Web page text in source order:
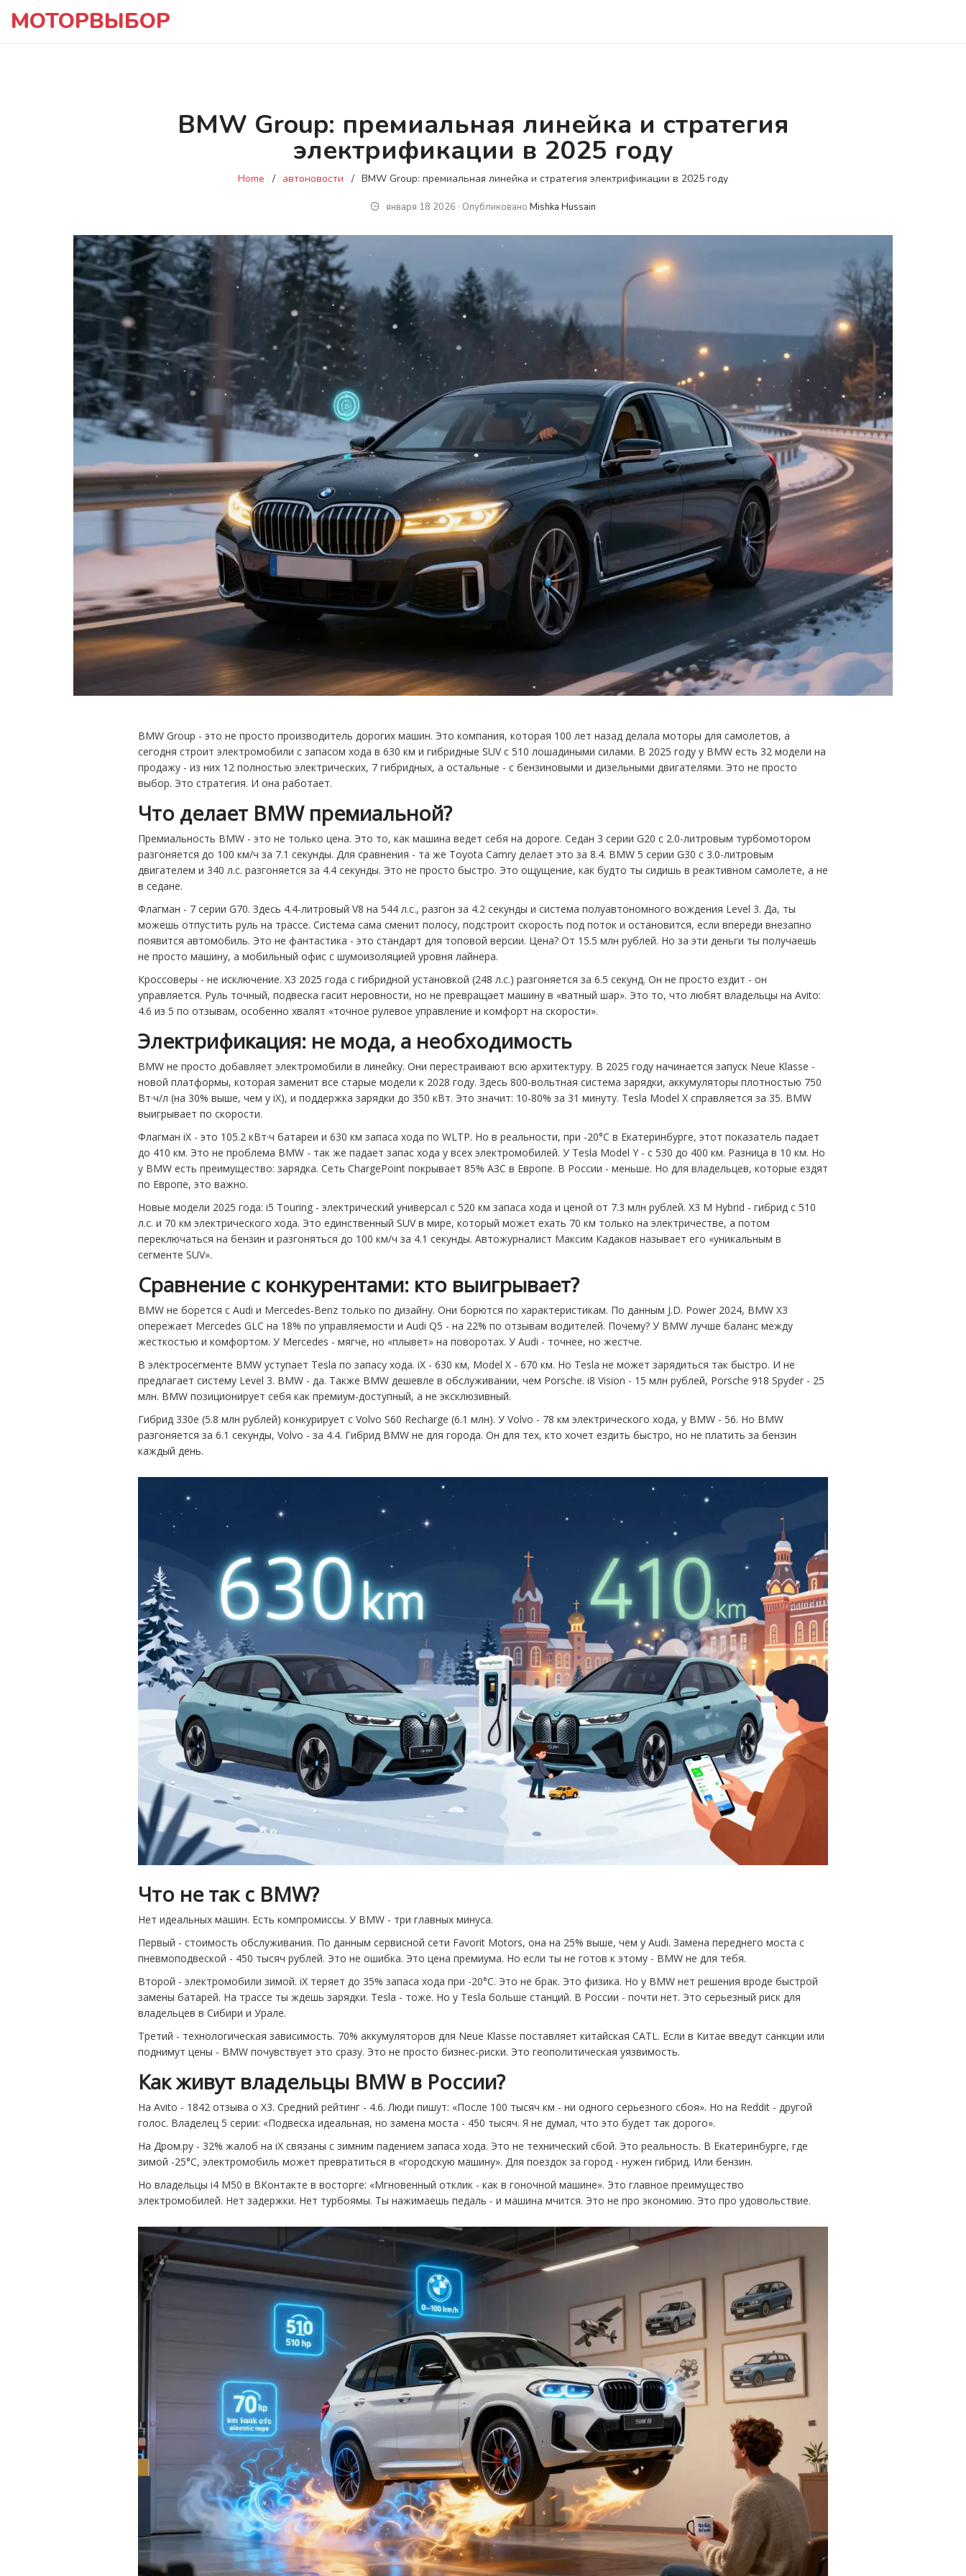
МОТОРВЫБОР
BMW Group: премиальная линейка и стратегия
электрификации в 2025 году
Home автоновости BMW Group: премиальная линейка и стратегия электрификации в 2025 году
января 18 2026 ∙ Опубликовано Mishka Hussain
BMW Group - это не просто производитель дорогих машин. Это компания, которая 100 лет назад делала моторы для самолетов, а
сегодня строит электромобили с запасом хода в 630 км и гибридные SUV с 510 лошадиными силами. В 2025 году у BMW есть 32 модели на
продажу - из них 12 полностью электрических, 7 гибридных, а остальные - с бензиновыми и дизельными двигателями. Это не просто
выбор. Это стратегия. И она работает.
Что делает BMW премиальной?
Премиальность BMW - это не только цена. Это то, как машина ведет себя на дороге. Седан 3 серии G20 с 2.0-литровым турбомотором
разгоняется до 100 км/ч за 7.1 секунды. Для сравнения - та же Toyota Camry делает это за 8.4. BMW 5 серии G30 с 3.0-литровым
двигателем и 340 л.с. разгоняется за 4.4 секунды. Это не просто быстро. Это ощущение, как будто ты сидишь в реактивном самолете, а не
в седане.
Флагман - 7 серии G70. Здесь 4.4-литровый V8 на 544 л.с., разгон за 4.2 секунды и система полуавтономного вождения Level 3. Да, ты
можешь отпустить руль на трассе. Система сама сменит полосу, подстроит скорость под поток и остановится, если впереди внезапно
появится автомобиль. Это не фантастика - это стандарт для топовой версии. Цена? От 15.5 млн рублей. Но за эти деньги ты получаешь
не просто машину, а мобильный офис с шумоизоляцией уровня лайнера.
Кроссоверы - не исключение. X3 2025 года с гибридной установкой (248 л.с.) разгоняется за 6.5 секунд. Он не просто ездит - он
управляется. Руль точный, подвеска гасит неровности, но не превращает машину в «ватный шар». Это то, что любят владельцы на Avito:
4.6 из 5 по отзывам, особенно хвалят «точное рулевое управление и комфорт на скорости».
Электрификация: не мода, а необходимость
BMW не просто добавляет электромобили в линейку. Они перестраивают всю архитектуру. В 2025 году начинается запуск Neue Klasse -
новой платформы, которая заменит все старые модели к 2028 году. Здесь 800-вольтная система зарядки, аккумуляторы плотностью 750
Вт·ч/л (на 30% выше, чем у iX), и поддержка зарядки до 350 кВт. Это значит: 10-80% за 31 минуту. Tesla Model X справляется за 35. BMW
выигрывает по скорости.
Флагман iX - это 105.2 кВт·ч батареи и 630 км запаса хода по WLTP. Но в реальности, при -20°C в Екатеринбурге, этот показатель падает
до 410 км. Это не проблема BMW - так же падает запас хода у всех электромобилей. У Tesla Model Y - с 530 до 400 км. Разница в 10 км. Но
у BMW есть преимущество: зарядка. Сеть ChargePoint покрывает 85% АЗС в Европе. В России - меньше. Но для владельцев, которые ездят
по Европе, это важно.
Новые модели 2025 года: i5 Touring - электрический универсал с 520 км запаса хода и ценой от 7.3 млн рублей. X3 M Hybrid - гибрид с 510
л.с. и 70 км электрического хода. Это единственный SUV в мире, который может ехать 70 км только на электричестве, а потом
переключаться на бензин и разгоняться до 100 км/ч за 4.1 секунды. Автожурналист Максим Кадаков называет его «уникальным в
сегменте SUV».
Сравнение с конкурентами: кто выигрывает?
BMW не борется с Audi и Mercedes-Benz только по дизайну. Они борются по характеристикам. По данным J.D. Power 2024, BMW X3
опережает Mercedes GLC на 18% по управляемости и Audi Q5 - на 22% по отзывам водителей. Почему? У BMW лучше баланс между
жесткостью и комфортом. У Mercedes - мягче, но «плывет» на поворотах. У Audi - точнее, но жестче.
В электросегменте BMW уступает Tesla по запасу хода. iX - 630 км, Model X - 670 км. Но Tesla не может зарядиться так быстро. И не
предлагает систему Level 3. BMW - да. Также BMW дешевле в обслуживании, чем Porsche. i8 Vision - 15 млн рублей, Porsche 918 Spyder - 25
млн. BMW позиционирует себя как премиум-доступный, а не эксклюзивный.
Гибрид 330e (5.8 млн рублей) конкурирует с Volvo S60 Recharge (6.1 млн). У Volvo - 78 км электрического хода, у BMW - 56. Но BMW
разгоняется за 6.1 секунды, Volvo - за 4.4. Гибрид BMW не для города. Он для тех, кто хочет ездить быстро, но не платить за бензин
каждый день.
Что не так с BMW?
Нет идеальных машин. Есть компромиссы. У BMW - три главных минуса.
Первый - стоимость обслуживания. По данным сервисной сети Favorit Motors, она на 25% выше, чем у Audi. Замена переднего моста с
пневмоподвеской - 450 тысяч рублей. Это не ошибка. Это цена премиума. Но если ты не готов к этому - BMW не для тебя.
Второй - электромобили зимой. iX теряет до 35% запаса хода при -20°C. Это не брак. Это физика. Но у BMW нет решения вроде быстрой
замены батарей. На трассе ты ждешь зарядки. Tesla - тоже. Но у Tesla больше станций. В России - почти нет. Это серьезный риск для
владельцев в Сибири и Урале.
Третий - технологическая зависимость. 70% аккумуляторов для Neue Klasse поставляет китайская CATL. Если в Китае введут санкции или
поднимут цены - BMW почувствует это сразу. Это не просто бизнес-риски. Это геополитическая уязвимость.
Как живут владельцы BMW в России?
На Avito - 1842 отзыва о X3. Средний рейтинг - 4.6. Люди пишут: «После 100 тысяч км - ни одного серьезного сбоя». Но на Reddit - другой
голос. Владелец 5 серии: «Подвеска идеальная, но замена моста - 450 тысяч. Я не думал, что это будет так дорого».
На Дром.ру - 32% жалоб на iX связаны с зимним падением запаса хода. Это не технический сбой. Это реальность. В Екатеринбурге, где
зимой -25°C, электромобиль может превратиться в «городскую машину». Для поездок за город - нужен гибрид. Или бензин.
Но владельцы i4 M50 в ВКонтакте в восторге: «Мгновенный отклик - как в гоночной машине». Это главное преимущество
электромобилей. Нет задержки. Нет турбоямы. Ты нажимаешь педаль - и машина мчится. Это не про экономию. Это про удовольствие.